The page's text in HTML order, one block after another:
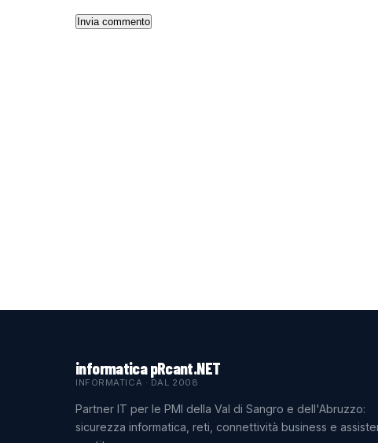
informatica pRcant.NET
INFORMATICA · DAL 2008
Partner IT per le PMI della Val di Sangro e dell'Abruzzo:
sicurezza informatica, reti, connettività business e